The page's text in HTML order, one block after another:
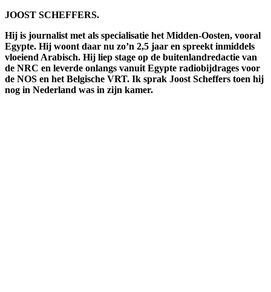
JOOST SCHEFFERS.
Hij is journalist met als specialisatie het Midden-Oosten, vooral
Egypte. Hij woont daar nu zo’n 2,5 jaar en spreekt inmiddels
vloeiend Arabisch. Hij liep stage op de buitenlandredactie van
de NRC en leverde onlangs vanuit Egypte radiobijdrages voor
de NOS en het Belgische VRT. Ik sprak Joost Scheffers toen hij
nog in Nederland was in zijn kamer.